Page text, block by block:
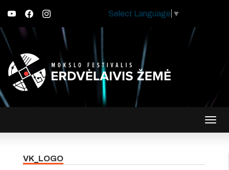
Select Language ▼
VK_LOGO